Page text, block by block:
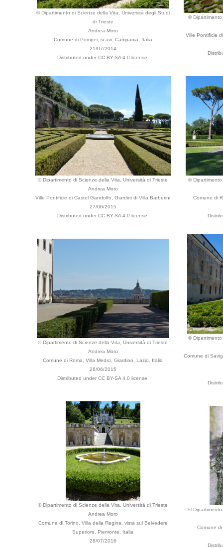
© Dipartimento di Scienze della Vita, Università degli Studi
di Trieste
Andrea Moro
Comune di Pompei, scavi, Campania, Italia
21/07/2014
Distributed under CC BY-SA 4.0 license.
©
Ville Pontificie
© Dipartimento di Scienze della Vita, Università di Trieste
Andrea Moro
Ville Pontificie di Castel Gandolfo, Giardini di Villa Barberini
27/06/2015
Distributed under CC BY-SA 4.0 license.
©
Comune di
© Dipartimento di Scienze della Vita, Università di Trieste
Andrea Moro
Comune di Roma, Villa Medici, Giardino, Lazio, Italia
26/06/2015
Distributed under CC BY-SA 4.0 license.
©
Comune di
© Dipartimento di Scienze della Vita, Università di Trieste
Andrea Moro
Comune di Torino, Villa della Regina, vista sul Belvedere
Superiore, Piemonte, Italia
28/07/2016
©
Comune